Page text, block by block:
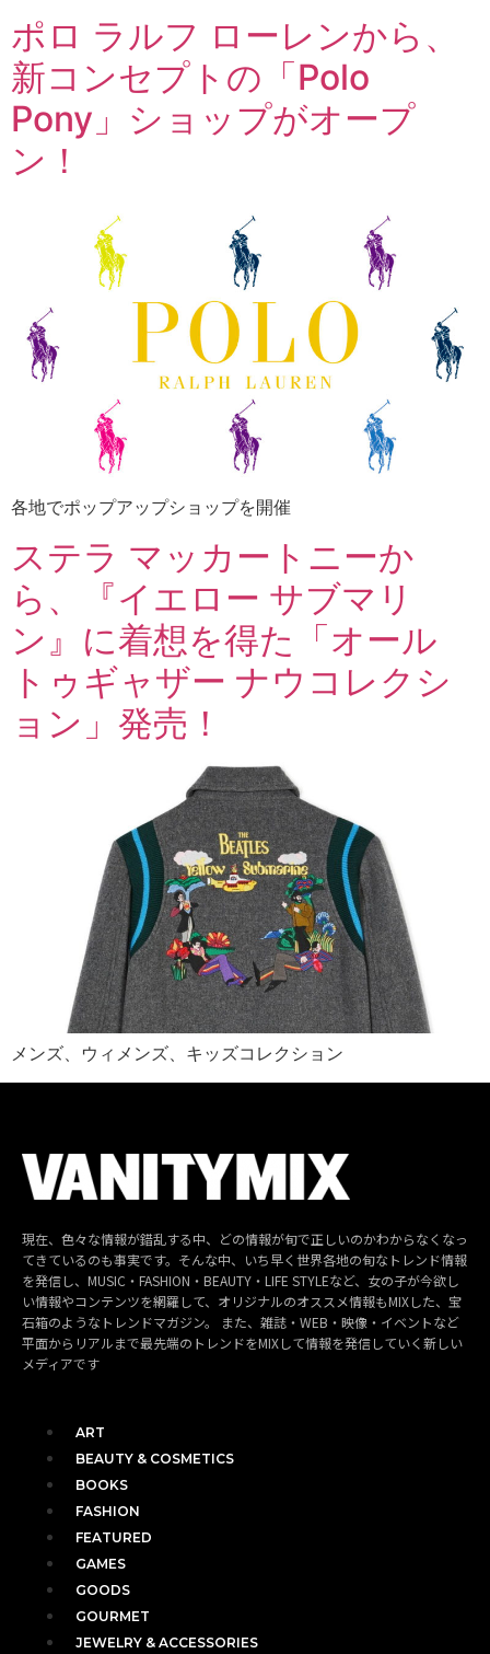
ポロ ラルフ ローレンから、
新コンセプトの「Polo
Pony」ショップがオープ
ン！
各地でポップアップショップを開催
ステラ マッカートニーか
ら、『イエロー サブマリ
ン』に着想を得た「オール
トゥギャザー ナウコレクシ
ョン」発売！
メンズ、ウィメンズ、キッズコレクション
現在、色々な情報が錯乱する中、どの情報が旬で正しいのかわからなくなっ
てきているのも事実です。そんな中、いち早く世界各地の旬なトレンド情報
を発信し、MUSIC・FASHION・BEAUTY・LIFE STYLEなど、女の子が今欲し
い情報やコンテンツを網羅して、オリジナルのオススメ情報もMIXした、宝
石箱のようなトレンドマガジン。 また、雑誌・WEB・映像・イベントなど
平面からリアルまで最先端のトレンドをMIXして情報を発信していく新しい
メディアです
ART
BEAUTY & COSMETICS
BOOKS
FASHION
FEATURED
GAMES
GOODS
GOURMET
JEWELRY & ACCESSORIES